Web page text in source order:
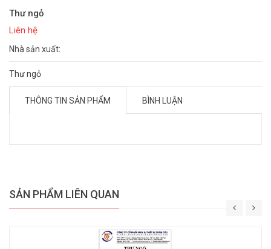
Thư ngỏ
Liên hệ
Nhà sản xuất:
Thư ngỏ
THÔNG TIN SẢN PHẨM BÌNH LUẬN
SẢN PHẨM LIÊN QUAN